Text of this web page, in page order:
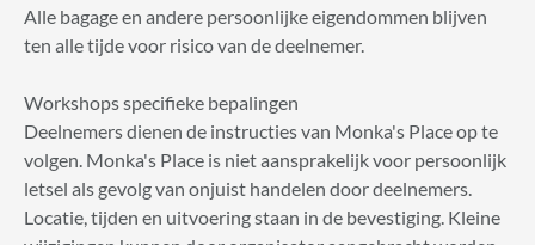
Alle bagage en andere persoonlijke eigendommen blijven
ten alle tijde voor risico van de deelnemer.
Workshops specifieke bepalingen
Deelnemers dienen de instructies van Monka's Place op te
volgen. Monka's Place is niet aansprakelijk voor persoonlijk
letsel als gevolg van onjuist handelen door deelnemers.
Locatie, tijden en uitvoering staan in de bevestiging. Kleine